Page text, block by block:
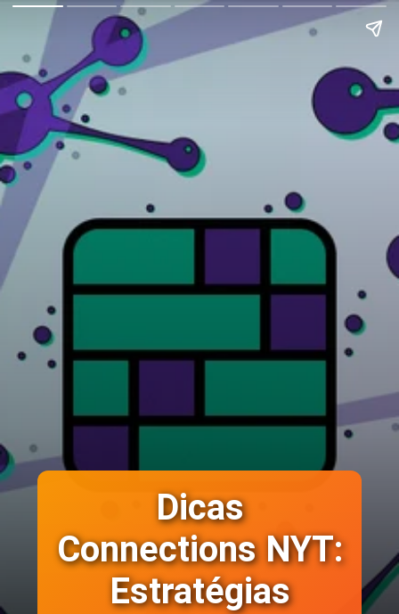
Dicas
Connections NYT:
Estratégias